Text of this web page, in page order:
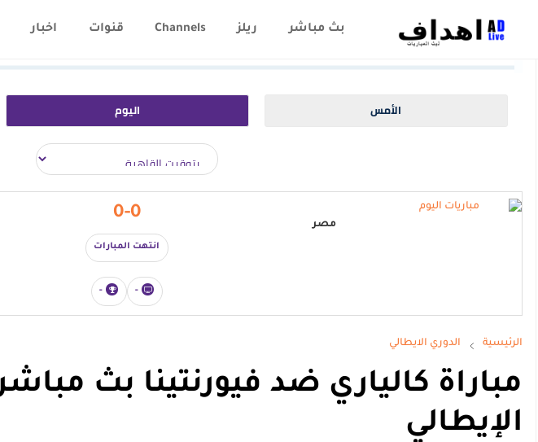
بث مباشر ريلز Channels قنوات اخبار
الأمس اليوم
مصر
0-0
انتهت المبارات
-
-
الرئيسية الدوري الايطالي
مباراة كالياري ضد فيورنتينا بث
الإيطالي